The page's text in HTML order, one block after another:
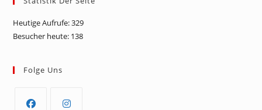
Heutige Aufrufe:329
Besucher heute: 138
Folge Uns